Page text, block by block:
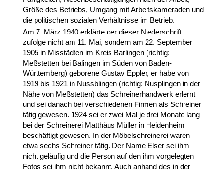
Größe des Betriebs, Umgang mit Arbeitskameraden und
die politischen sozialen Verhältnisse im Betrieb.
Am 7. März 1940 erklärte der dieser Niederschrift
zufolge nicht am 11. Mai, sondern am 22. September
1905 in Misstädten im Kreis Barlingen (richtig:
Meßstetten bei Balingen im Süden von Baden-
Württemberg) geborene Gustav Eppler, er habe von
1919 bis 1921 in Nussblingen (richtig: Nusplingen in der
Nähe von Meßstetten) das Schreinerhandwerk erlernt
und sei danach bei verschiedenen Firmen als Schreiner
tätig gewesen. 1924 sei er zwei Mal je drei Monate lang
bei der Schreinerei Matthäus Müller in Heidenheim
beschäftigt gewesen. In der Möbelschreinerei waren
etwa sechs Schreiner tätig. Der Name Elser sei ihm
nicht geläufig und die Person auf den ihm vorgelegten
Fotos sei ihm nicht bekannt. Auch anhand des in der